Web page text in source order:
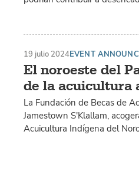
El noroeste del
de la acuicultura
19 julio 2024EVENT
La Fundación de Becas de
Jamestown S'Klallam,
Acuicultura Indígena del